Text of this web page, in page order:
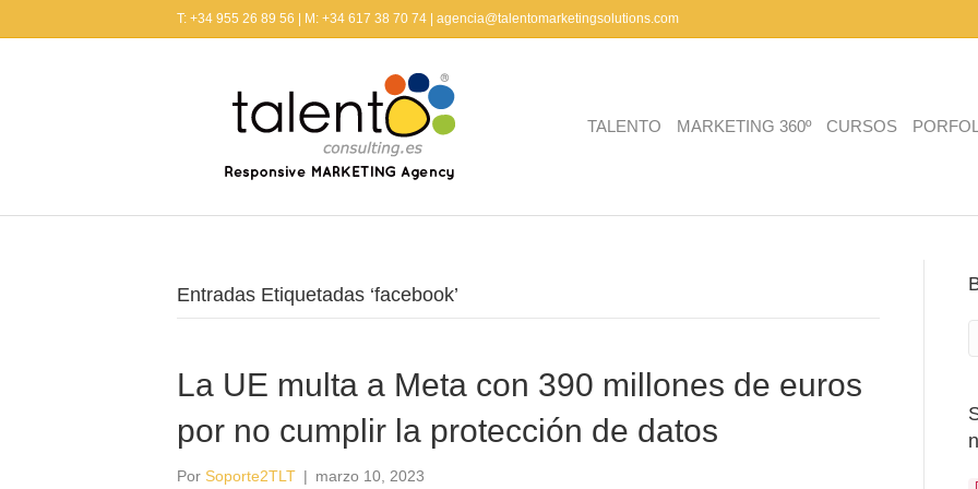
T: +34 955 26 89 56 | M: +34 617 38 70 74 | agencia@talentomarketingsolutions.com
TALENTO MARKETING 360º CURSOS
Entradas Etiquetadas ‘facebook’
La UE multa a Meta con 390 millones de euros
por no cumplir la protección de datos
Por Soporte2TLT | marzo 10, 2023